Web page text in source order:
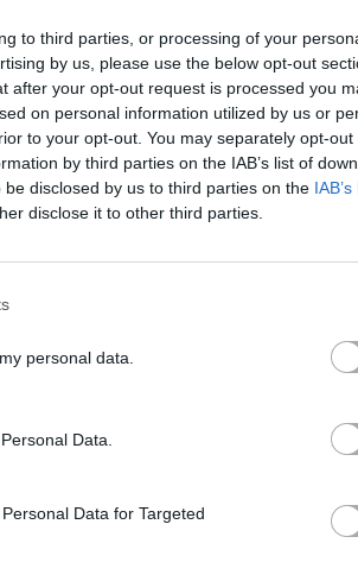
to third parties, or processing of your
by us, please use the below opt-out
after your opt-out request is processed you
on personal information utilized by us or
to your opt-out. You may separately opt-out
by third parties on the IAB’s list of
disclosed by us to third parties on the
disclose it to other third parties.
personal data.
Data.
Data for Targeted
er Lutvanns-gutten Jørgen Holte ansatt
atmosfære med Youngstorvet og hevder å ha